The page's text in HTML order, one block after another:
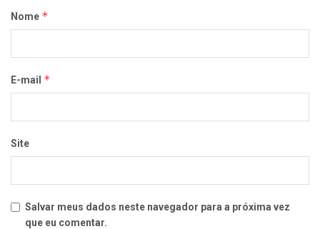
Nome *
E-mail *
Site
Salvar meus dados neste navegador para a próxima vez
que eu comentar.